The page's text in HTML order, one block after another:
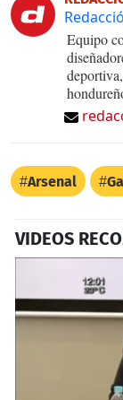
Equipo
Arsenal
VIDEOS